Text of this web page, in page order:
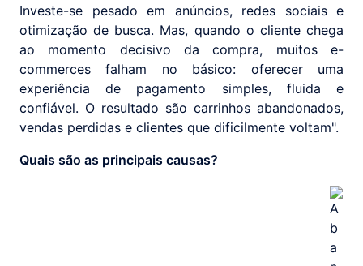
Investe-se pesado em anúncios, redes sociais e
otimização de busca. Mas, quando o cliente chega
ao momento decisivo da compra, muitos e-
commerces falham no básico: oferecer uma
experiência de pagamento simples, fluida e
confiável. O resultado são carrinhos abandonados,
vendas perdidas e clientes que dificilmente voltam".
Quais são as principais causas?